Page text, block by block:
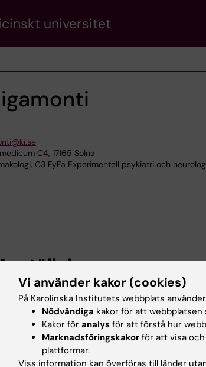
universitet
C4, 17165 Solna
C3 FyFa Experimentell psykiatri och
Forskare, Fysiologi och farmakologi,
Forskare, Medicinsk biokemi och
Vi använder kakor (cookies)
På Karolinska Institutets webbplats
Nödvändiga kakor för att webbplatsen
Kakor för analys för att förstå hur
Marknadsföringskakor för att visa
plattformar.
Viss information kan överföras till länder